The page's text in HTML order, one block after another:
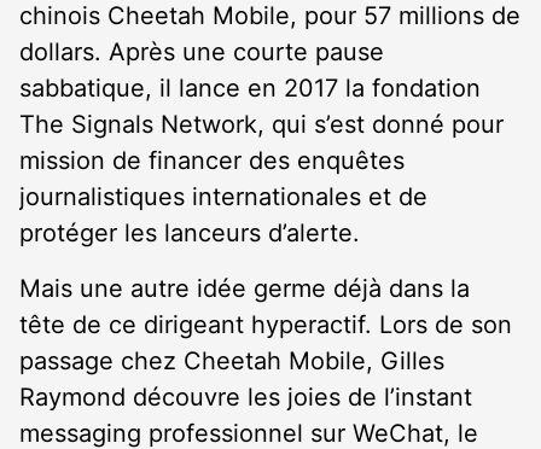
chinois Cheetah Mobile, pour 57 millions de
dollars. Après une courte pause
sabbatique, il lance en 2017 la fondation
The Signals Network, qui s’est donné pour
mission de financer des enquêtes
journalistiques internationales et de
protéger les lanceurs d’alerte.
Mais une autre idée germe déjà dans la
tête de ce dirigeant hyperactif. Lors de son
passage chez Cheetah Mobile, Gilles
Raymond découvre les joies de l’instant
messaging professionnel sur WeChat, le